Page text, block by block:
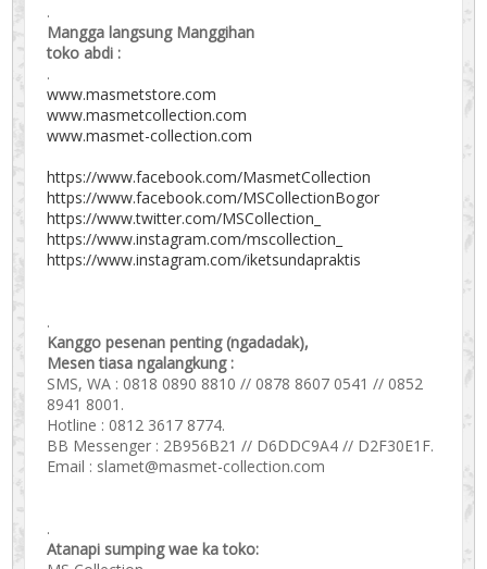
.
Mangga langsung Manggihan
toko abdi :
.
www.masmetstore.com
www.masmetcollection.com
www.masmet-collection.com
https://www.facebook.com/MasmetCollection
https://www.facebook.com/MSCollectionBogor
https://www.twitter.com/MSCollection_
https://www.instagram.com/mscollection_
https://www.instagram.com/iketsundapraktis
.
Kanggo pesenan penting (ngadadak),
Mesen tiasa ngalangkung :
SMS, WA : 0818 0890 8810 // 0878 8607 0541 // 0852
8941 8001.
Hotline : 0812 3617 8774.
BB Messenger : 2B956B21 // D6DDC9A4 // D2F30E1F.
Email : slamet@masmet-collection.com
.
Atanapi sumping wae ka toko: